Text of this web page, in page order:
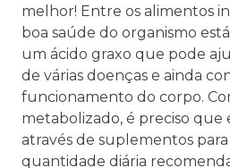
melhor! Entre os alimentos
boa saúde do organismo
um ácido graxo que pode
de várias doenças e ainda
funcionamento do corpo.
metabolizado, é preciso que
através de suplementos
quantidade diária